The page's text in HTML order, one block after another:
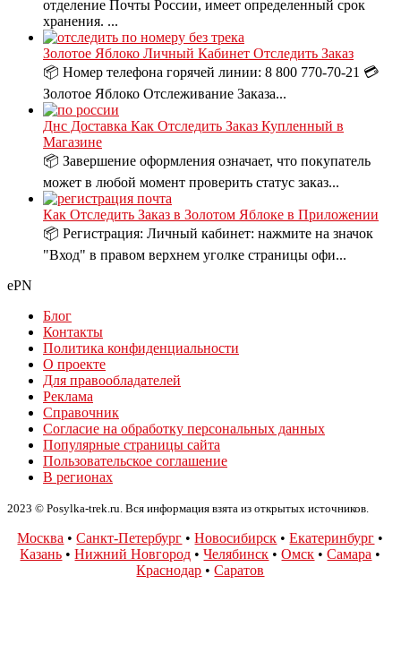
отделение Почты России, имеет определенный срок
хранения. ...
Золотое Яблоко Личный Кабинет Отследить Заказ
📦 Номер телефона горячей линии: 8 800 770-70-21 💳
Золотое Яблоко Отслеживание Заказа...
Днс Доставка Как Отследить Заказ Купленный в
Магазине
📦 Завершение оформления означает, что покупатель
может в любой момент проверить статус заказ...
Как Отследить Заказ в Золотом Яблоке в Приложении
📦 Регистрация: Личный кабинет: нажмите на значок
"Вход" в правом верхнем уголке страницы офи...
ePN
Блог
Контакты
Политика конфиденциальности
О проекте
Для правообладателей
Реклама
Справочник
Согласие на обработку персональных данных
Популярные страницы сайта
Пользовательское соглашение
В регионах
2023 © Posylka-trek.ru. Вся информация взята из открытых источников.
Москва •Санкт-Петербург •Новосибирск •Екатеринбург •
Казань •Нижний Новгород •Челябинск •Омск •Самара •
Краснодар •Саратов